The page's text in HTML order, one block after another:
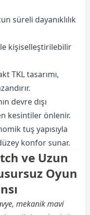
süreli dayanıklılık
kişiselleştirilebilir
TKL tasarımı,
devre dışı
kesintiler önlenir.
tuş yapısıyla
konfor sunar.
ve Uzun
Oyun
mekanik mavi